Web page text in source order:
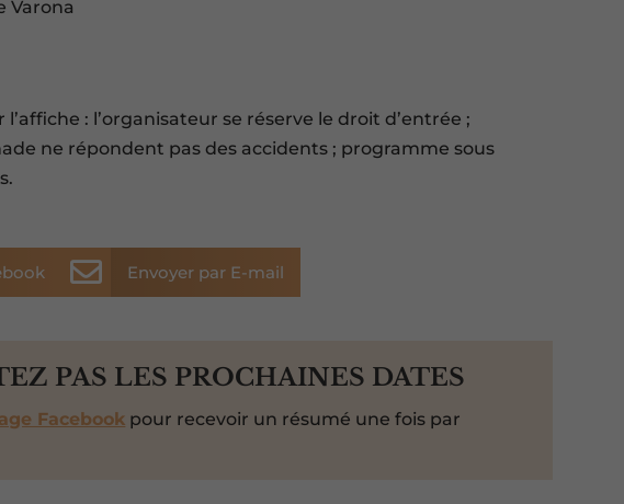
Varona
l’affiche : l’organisateur se réserve le droit d’entrée ;
ne répondent pas des accidents ; programme sous
 Envoyer par E-mail
PAS LES PROCHAINES DATES
Facebook pour recevoir un résumé une fois par